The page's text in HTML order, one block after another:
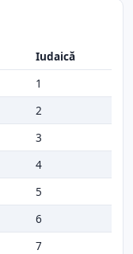
Iudaică
1
2
3
4
5
6
7